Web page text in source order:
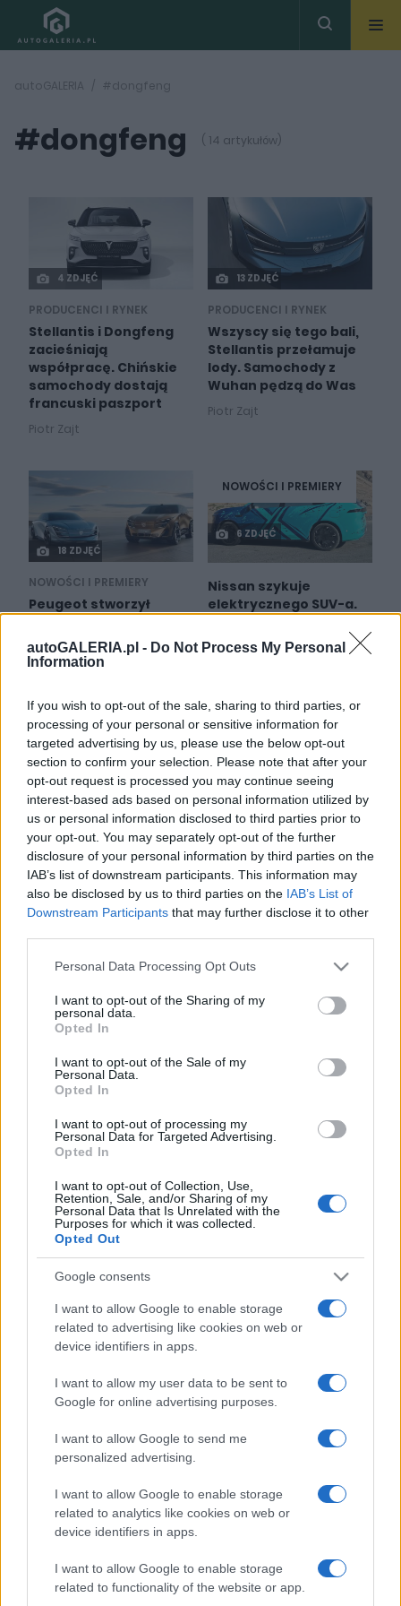
autoGALERIA.pl - Do Not Process My Personal
Information
If you wish to opt-out of the sale, sharing to third parties, or
processing of your personal or sensitive information for
targeted advertising by us, please use the below opt-out
section to confirm your selection. Please note that after your
opt-out request is processed you may continue seeing
interest-based ads based on personal information utilized by
us or personal information disclosed to third parties prior to
your opt-out. You may separately opt-out of the further
disclosure of your personal information by third parties on the
IAB’s list of downstream participants. This information may
also be disclosed by us to third parties on the IAB’s List of
Downstream Participants that may further disclose it to other
Please note that this website/app uses one or more Google
not limited to your visit or usage behaviour. You may click to
grant or deny consent to Google and its third-party tags to
use your data for below specified purposes in below Google
consent section.
Personal Data Processing Opt Outs
I want to opt-out of the Sharing of my
personal data.
Opted In
I want to opt-out of the Sale of my
Personal Data.
Opted In
I want to opt-out of processing my
Personal Data for Targeted Advertising.
Opted In
I want to opt-out of Collection, Use,
Retention, Sale, and/or Sharing of my
Personal Data that Is Unrelated with the
Purposes for which it was collected.
Opted Out
Google consents
I want to allow Google to enable storage
related to advertising like cookies on web or
device identifiers in apps.
I want to allow my user data to be sent to
Google for online advertising purposes.
I want to allow Google to send me
personalized advertising.
I want to allow Google to enable storage
related to analytics like cookies on web or
device identifiers in apps.
I want to allow Google to enable storage
related to functionality of the website or app.
autoGALERIA #dongfeng
#dongfeng ( 14 artykułów)
4 ZDJĘĆ
PRODUCENCI I RYNEK
Stellantis i Dongfeng
zacieśniają
współpracę. Chińskie
samochody dostają
francuski paszport
Piotr Zajt
13 ZDJĘĆ
PRODUCENCI I RYNEK
Wszyscy się tego bali,
Stellantis przełamuje
lody. Samochody z
Wuhan pędzą do Was
Piotr Zajt
18 ZDJĘĆ
NOWOŚCI I PREMIERY
Peugeot stworzył
Jest szansa, że i tak je
dostaniemy
NOWOŚCI I PREMIERY
6 ZDJĘĆ
Nissan szykuje
elektrycznego SUV-a.
dziękują Chińczykom
5 ZDJĘĆ
NOWOŚCI I PREMIERY
Czy Nissan N6 będzie
niczym koło
ratunkowe? Na
wybranych rynkach ma
7 ZDJĘĆ
PRODUCENCI I RYNEK
Już nawet Rolls-Royce
nie może spać
spokojnie w Chinach.
Voyah ma odpowiedź
6 ZDJĘĆ
Chińczycy chcą jeździć
czołgiem. 10 000
jeden dzień
Maciej Kuchno
To KIA EV3 po tygodniu
Piotr Zajt
8 ZDJĘĆ
PRODUCENCI I RYNEK
Dongfeng. Kolejna
chińska grupa wjechała
nawet fabryka
13 ZDJĘĆ
Dongfeng planuje
podbić Europę
pudełkiem i liftbackiem
Jamesa Bonda. Zaraz,
co?
21 ZDJĘĆ
17 ZDJĘĆ